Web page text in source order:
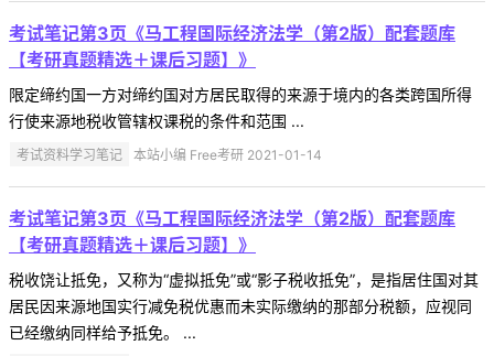
考试笔记第3页《马工程国际经济法学（第2版）配套题库
【考研真题精选＋课后习题】》
限定缔约国一方对缔约国对方居民取得的来源于境内的各类跨国所得
行使来源地税收管辖权课税的条件和范围 ...
考试资料学习笔记 本站小编 Free考研 2021-01-14
考试笔记第3页《马工程国际经济法学（第2版）配套题库
【考研真题精选＋课后习题】》
税收饶让抵免，又称为“虚拟抵免”或“影子税收抵免”，是指居住国对其
居民因来源地国实行减免税优惠而未实际缴纳的那部分税额，应视同
已经缴纳同样给予抵免。 ...